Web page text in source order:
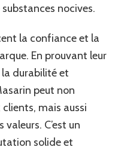
nocives.
la confiance et la
En prouvant leur
durabilité et
peut non
mais aussi
C’est un
solide et